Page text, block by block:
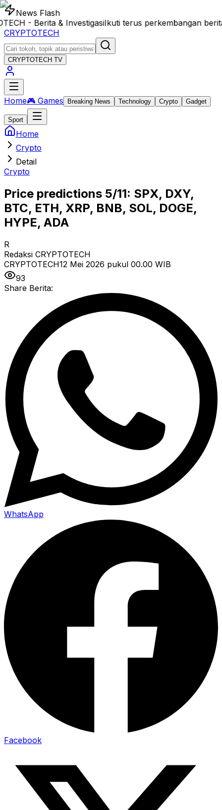
News Flash
- Berita & InvestigasiIkuti terus perkembangan berita
CRYPTOTECH
CRYPTOTECH TV
Home🎮 Games Breaking News Technology Crypto Gadget
Sport
Home
Crypto
Detail
Crypto
Price predictions 5/11: SPX, DXY,
BTC, ETH, XRP, BNB, SOL, DOGE,
HYPE, ADA
R
Redaksi CRYPTOTECH
CRYPTOTECH12 Mei 2026 pukul 00.00 WIB
93
Share Berita:
WhatsApp
Facebook